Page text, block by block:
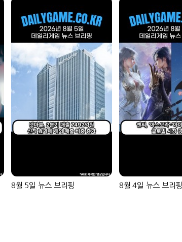
8월 5일 뉴스 브리핑 8월 4일 뉴스 브리핑